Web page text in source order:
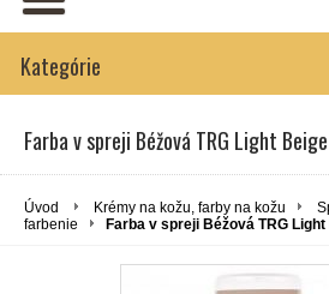
Kategórie
Farba v spreji Béžová TRG Light
Úvod Krémy na kožu, farby na kožu
farbenie
Farba v spreji Béžová TRG